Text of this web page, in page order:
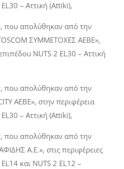
EL30 – Αττική (Attiki),
, που απολύθηκαν από την
ΣΥΜΜΕΤΟΧΕΣ ΑΕΒΕ»,
NUTS 2 EL30 – Αττική
, που απολύθηκαν από την
ΑΕΒΕ», στην περιφέρεια
EL30 – Αττική (Attiki),
, που απολύθηκαν από την
Α.Ε.», στις περιφέρειες
EL14 και NUTS 2 EL12 –